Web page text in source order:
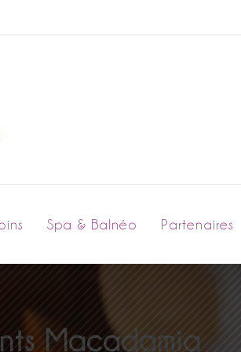
Spa & Balnéo Partenaires
Macadamia